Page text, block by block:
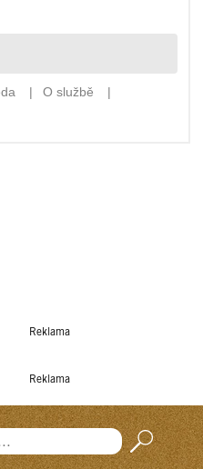
Reklama
Reklama